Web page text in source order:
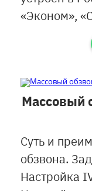
«Эконом»,
Массовый
Суть и
обзвона.
Настройка